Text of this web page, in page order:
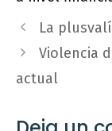
La
Violencia
actual